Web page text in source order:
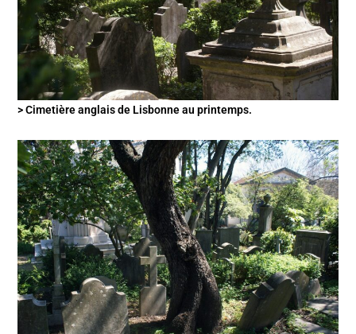
> Cimetière anglais de Lisbonne au printemps.